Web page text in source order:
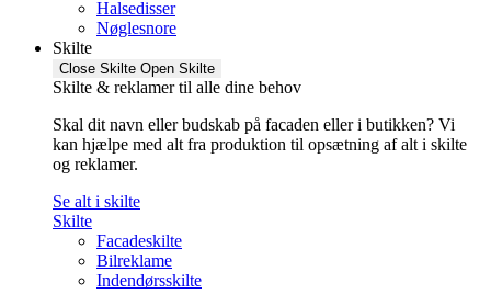
Halsedisser
Nøglesnore
Skilte
Close Skilte Open Skilte
Skilte & reklamer til alle dine behov
Skal dit navn eller budskab på facaden eller i butikken? Vi
kan hjælpe med alt fra produktion til opsætning af alt i skilte
og reklamer.
Se alt i skilte
Skilte
Facadeskilte
Bilreklame
Indendørsskilte